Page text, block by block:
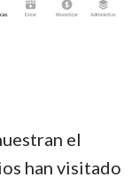
el
han visitado